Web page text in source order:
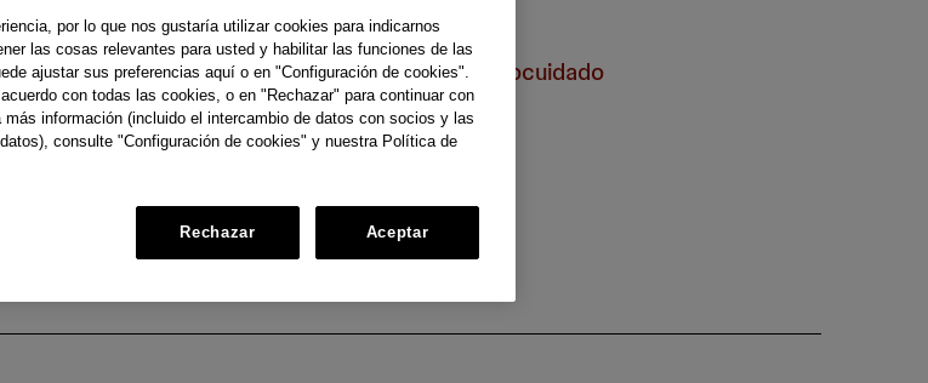
sanitario y de
Autocuidado
por lo que nos gustaría utilizar cookies para indicarnos
las cosas relevantes para usted y habilitar las funciones de las
ajustar sus preferencias aquí o en "Configuración de cookies".
con todas las cookies, o en "Rechazar" para continuar con
información (incluido el intercambio de datos con socios y las
consulte "Configuración de cookies" y nuestra Política de
Rechazar Aceptar